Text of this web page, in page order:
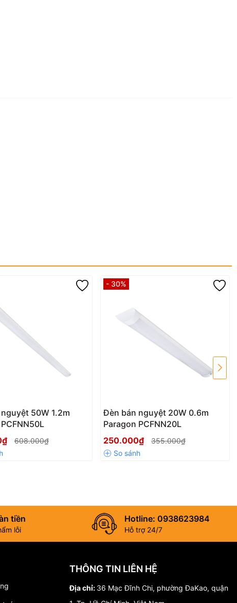
50W 1.2m
608.000₫
- 30%
Đèn bán nguyệt 20W 0.6m
Paragon PCFNN20L
250.000₫
355.000₫
tiền
lỗi
Hotline: 0938623984
Hỗ trợ 24/7
THÔNG TIN LIÊN HỆ
Địa chỉ: 36 Mạc Đĩnh Chi, phường ĐaKao, quận